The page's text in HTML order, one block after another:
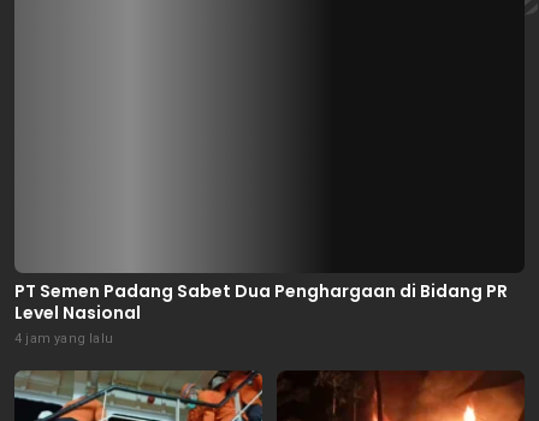
PT Semen Padang Sabet Dua Penghargaan di Bidang PR
Level Nasional
4 jam yang lalu